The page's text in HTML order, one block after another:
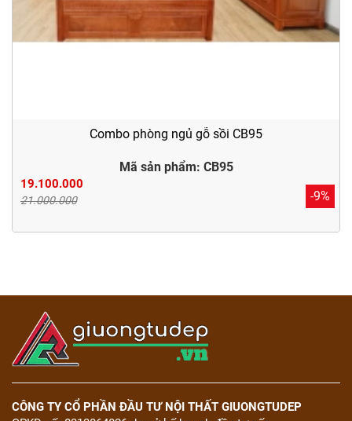
Combo phòng ngủ gỗ sồi CB95
Mã sản phẩm: CB95
19.100.000
21.000.000 -9%
CÔNG TY CỔ PHẦN ĐẦU TƯ NỘI THẤT GIUONGTUDEP